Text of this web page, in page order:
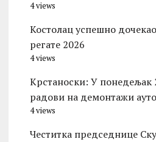
4 views
Костолац успешно
регате 2026
4 views
Kрстаноски: У понедељак
радови на демонтажи
4 views
Честитка председнице